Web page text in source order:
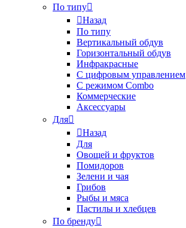
По типу
Назад
По типу
Вертикальный обдув
Горизонтальный обдув
Инфракрасные
С цифровым управлением
С режимом Combo
Коммерческие
Аксессуары
Для
Назад
Для
Овощей и фруктов
Помидоров
Зелени и чая
Грибов
Рыбы и мяса
Пастилы и хлебцев
По бренду